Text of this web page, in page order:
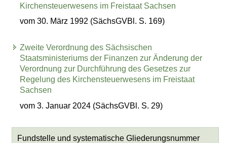
Kirchensteuerwesens im Freistaat Sachsen
vom 30. März 1992 (SächsGVBl. S. 169)
Zweite Verordnung des Sächsischen
Staatsministeriums der Finanzen zur Änderung der
Verordnung zur Durchführung des Gesetzes zur
Regelung des Kirchensteuerwesens im Freistaat
Sachsen
vom 3. Januar 2024 (SächsGVBl. S. 29)
Fundstelle und systematische Gliederungsnummer